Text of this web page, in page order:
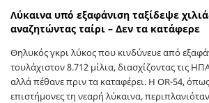
Λύκαινα υπό εξαφάνιση ταξίδεψε
αναζητώντας ταίρι – Δεν τα κατάφερε
Θηλυκός γκρι λύκος που κινδύνευε από
τουλάχιστον 8.712 μίλια, διασχίζοντας τις
αλλά πέθανε πριν τα καταφέρει. Η OR-54,
επιστήμονες τη νεαρή λύκαινα,